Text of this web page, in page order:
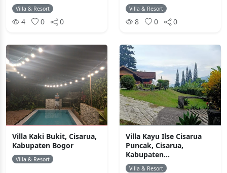
Villa & Resort
4 0 0
Villa & Resort
8 0 0
Villa Kaki Bukit, Cisarua,
Kabupaten Bogor
Villa & Resort
Villa Kayu Ilse Cisarua
Puncak, Cisarua,
Kabupaten...
Villa & Resort